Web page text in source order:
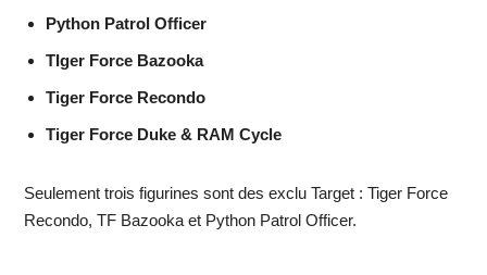
Python Patrol Officer
TIger Force Bazooka
Tiger Force Recondo
Tiger Force Duke & RAM Cycle
Seulement trois figurines sont des exclu Target : Tiger Force
Recondo, TF Bazooka et Python Patrol Officer.